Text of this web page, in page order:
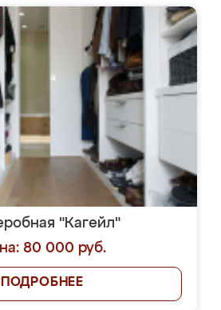
"Кагейл"
80 000 руб.
ПОДРОБНЕЕ